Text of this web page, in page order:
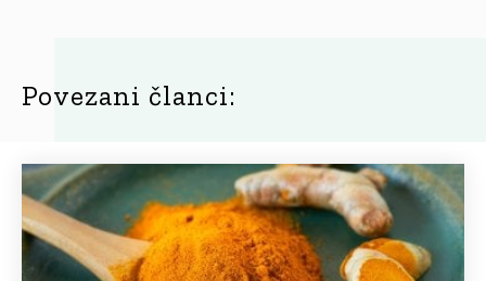
Povezani članci: